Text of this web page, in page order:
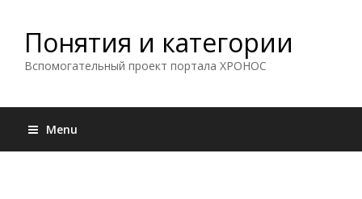
Понятия и категории
Вспомогательный проект портала ХРОНОС
Menu